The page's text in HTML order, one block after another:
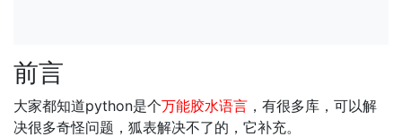
前言
大家都知道python是个万能胶水语言 ，有很多库，可以解
决很多奇怪问题，狐表解决不了的，它补充。